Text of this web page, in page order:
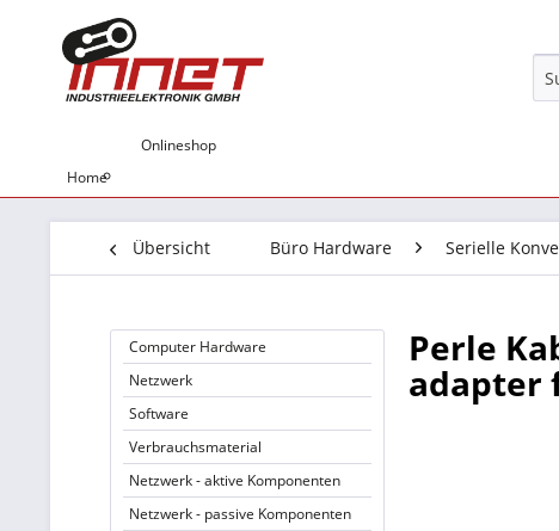
Home
Onlineshop
Übersicht Büro Hardware Serielle
Computer Hardware
Netzwerk
Software
Verbrauchsmaterial
Netzwerk - aktive Komponenten
Netzwerk - passive Komponenten
Perle
adapter